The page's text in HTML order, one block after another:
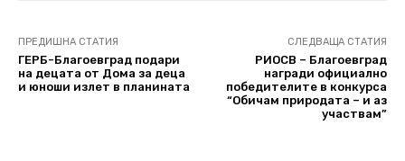
ПРЕДИШНА СТАТИЯ
ГЕРБ-Благоевград подари
на децата от Дома за деца
и юноши излет в планината
СЛЕДВАЩА СТАТИЯ
РИОСВ – Благоевград
награди официално
победителите в конкурса
“Обичам природата – и аз
участвам”